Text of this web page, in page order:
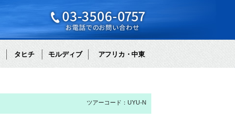
タヒチ モルディブ アフリカ・中東
ツアーコード：UYU-N